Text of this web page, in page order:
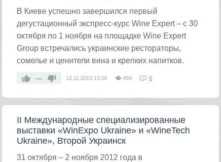
В Киеве успешно завершился первый
дегустационный экспресс-курс Wine Expert – с 30
октября по 1 ноября на площадке Wine Expert
Group встречались украинские рестораторы,
сомелье и ценители вина и крепких напитков.
— 12.11.2013 13:16 454 0
II Международные специализированные
выставки «WinExpo Ukraine» и «WineTech
Ukraine», Второй Украинск
31 октября – 2 ноября 2012 года в